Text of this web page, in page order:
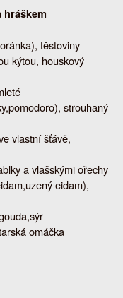
hráškem
těstoviny
kýtou, houskový
strouhaný
vlastní šťávě,
a vlašskými ořechy
eidam),
omáčka